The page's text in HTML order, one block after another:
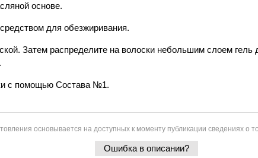
основе.
для обезжиривания.
Затем распределите на волоски небольшим слоем
с помощью Состава №1.
основывается на доступных к моменту публикации сведениях о
Ошибка в описании?